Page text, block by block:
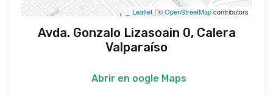
Leaflet | ©OpenStreetMapcontributors
Avda. Gonzalo Lizasoain 0, Calera
Valparaíso
Abrir en oogle Maps